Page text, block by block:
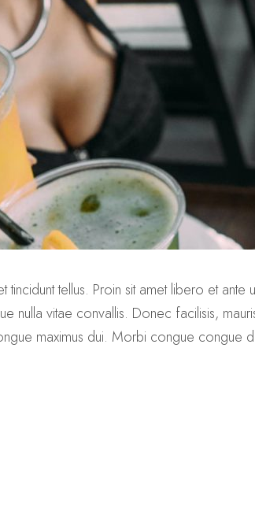
tellus. Proin sit amet libero et
nulla vitae convallis. Donec facilisis,
maximus dui. Morbi congue congue